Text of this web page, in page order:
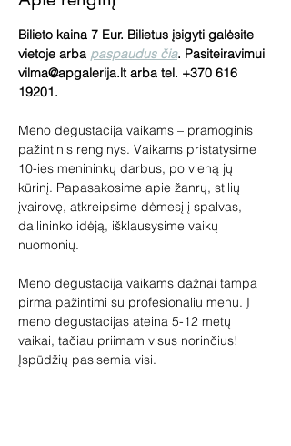
Bilieto kaina 7 Eur. Bilietus įsigyti galėsite
vietoje arba paspaudus čia. Pasiteiravimui
vilma@apgalerija.lt arba tel. +370 616
19201.
Meno degustacija vaikams – pramoginis
pažintinis renginys. Vaikams pristatysime
10-ies menininkų darbus, po vieną jų
kūrinį. Papasakosime apie žanrų, stilių
įvairovę, atkreipsime dėmesį į spalvas,
dailininko idėją, išklausysime vaikų
nuomonių.
Meno degustacija vaikams dažnai tampa
pirma pažintimi su profesionaliu menu. Į
meno degustacijas ateina 5-12 metų
vaikai, tačiau priimam visus norinčius!
Įspūdžių pasisemia visi.